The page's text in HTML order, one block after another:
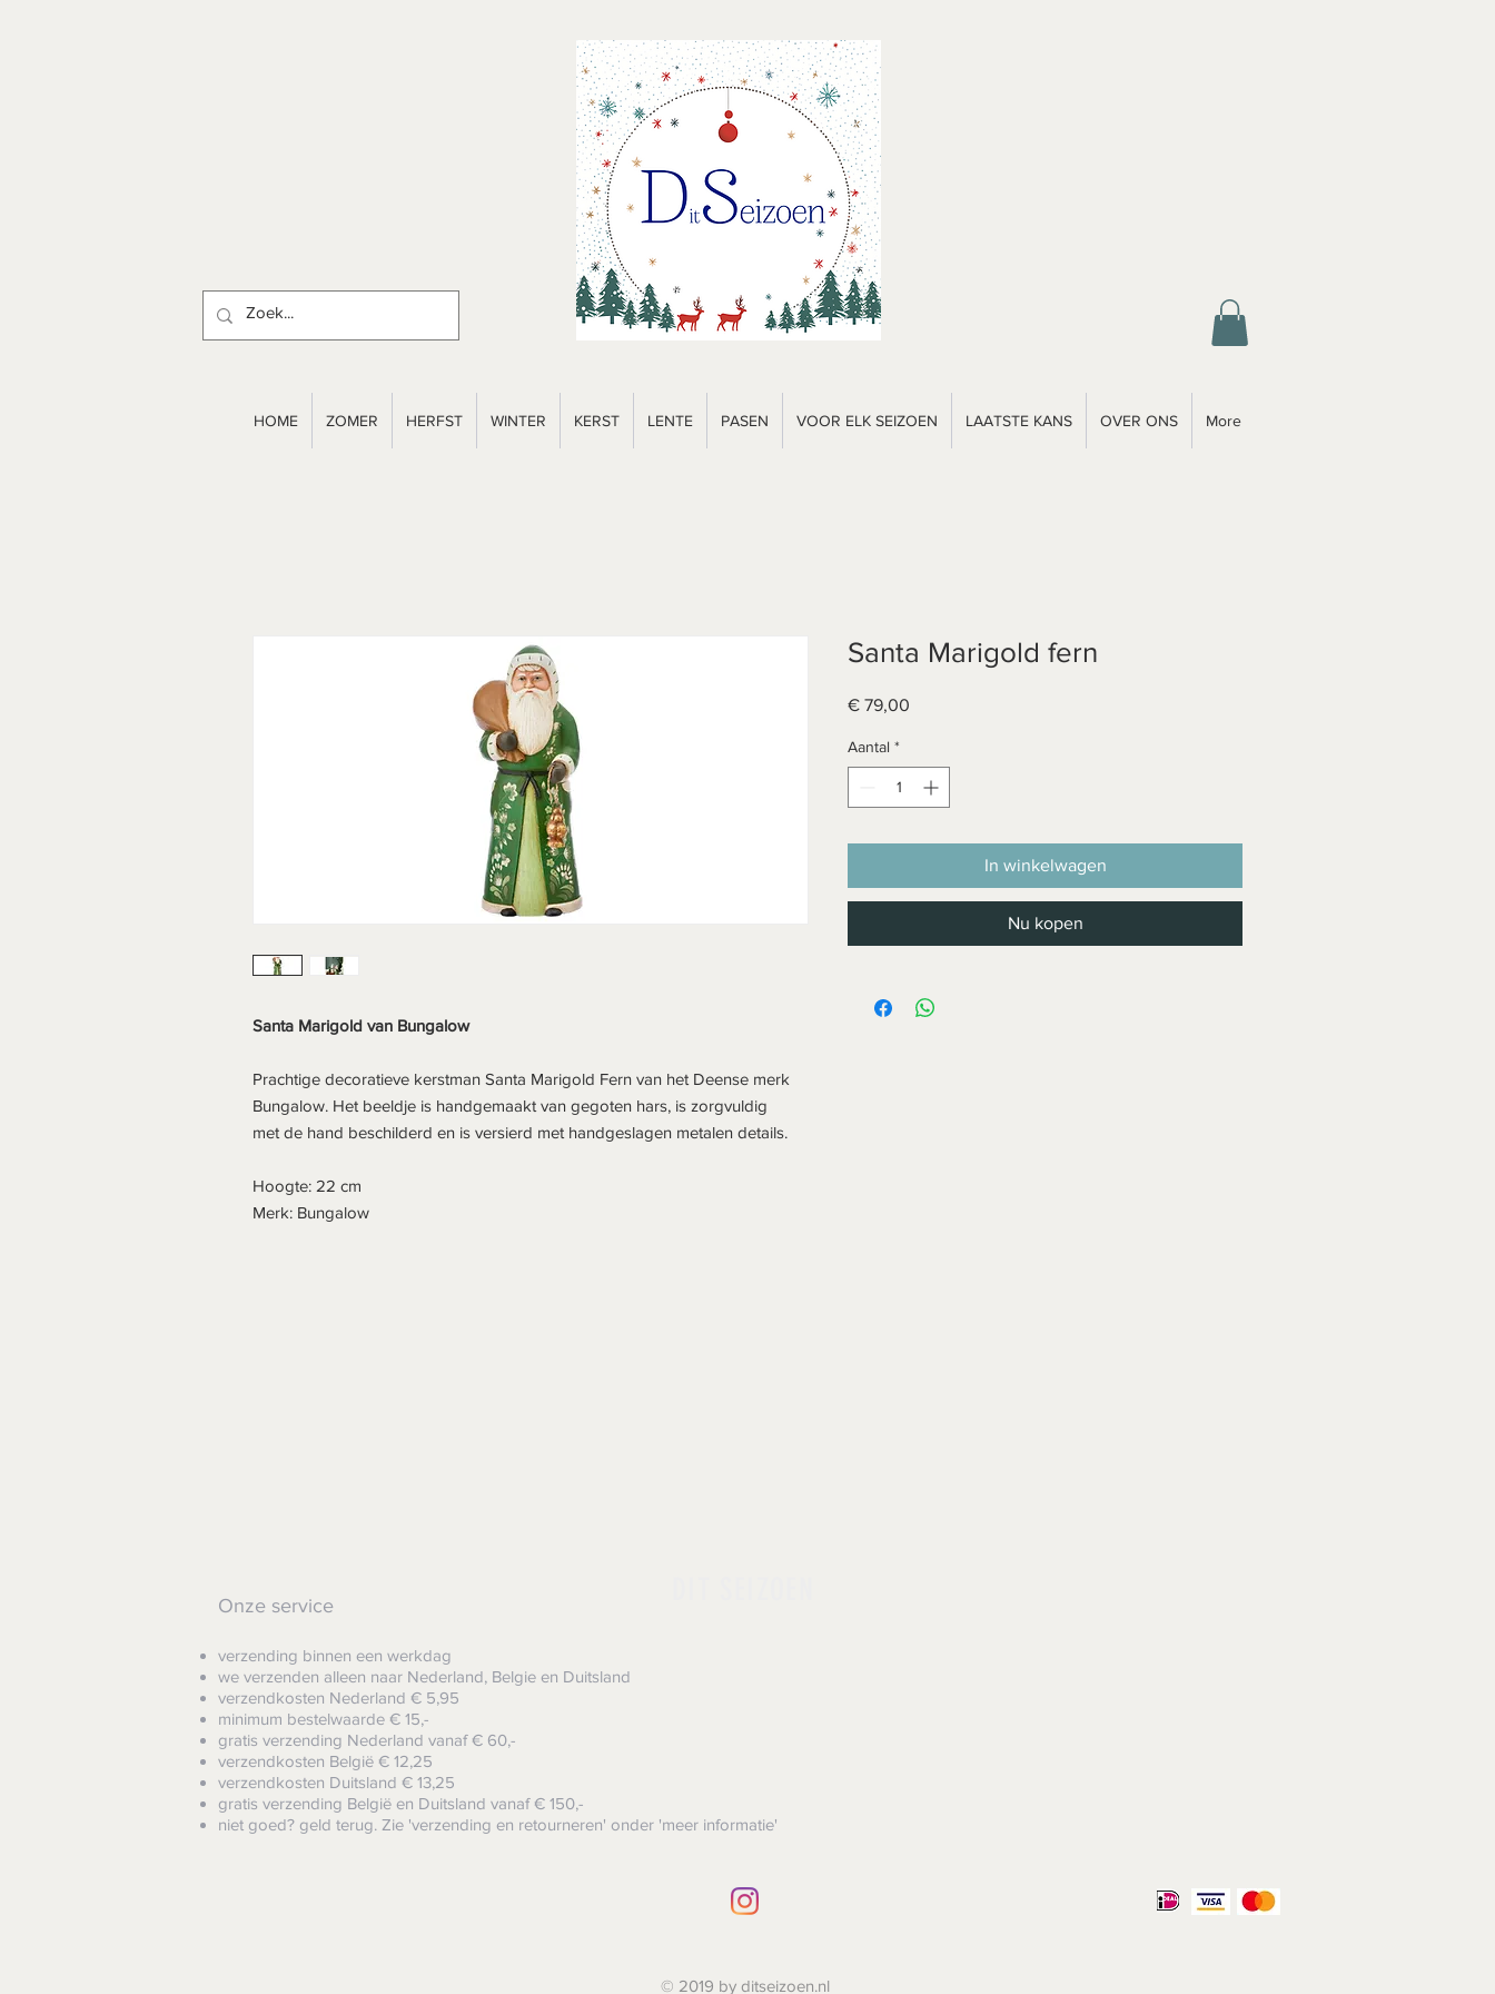
HOME ZOMER HERFST WINTER KERST LENTE PASEN VOOR ELK SEIZOEN LAATSTE KANS OVER ONS More
Santa Marigold van Bungalow
Prachtige decoratieve kerstman Santa Marigold Fern van het Deense merk
Bungalow. Het beeldje is handgemaakt van gegoten hars, is zorgvuldig
met de hand beschilderd en is versierd met handgeslagen metalen details.
Hoogte: 22 cm
Merk: Bungalow
Santa Marigold fern
€ 79,00
Aantal *
In winkelwagen
Nu kopen
Onze service
verzending binnen een werkdag
we verzenden alleen naar Nederland, Belgie en Duitsland
verzendkosten Nederland € 5,95
minimum bestelwaarde € 15,-
gratis verzending Nederland vanaf € 60,-
verzendkosten België € 12,25
verzendkosten Duitsland € 13,25
gratis verzending België en Duitsland vanaf € 150,-
niet goed? geld terug. Zie 'verzending en retourneren' onder 'meer informatie'
© 2019 by ditseizoen.nl